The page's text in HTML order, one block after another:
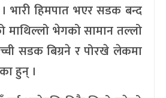
भारी हिमपात भएर सडक बन्द
माथिल्लो भेगको सामान तल्लो
सडक बिग्रने र पोरखे लेकमा
हुन् ।